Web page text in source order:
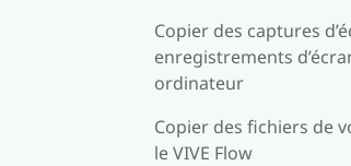
Copier des captures
enregistrements
ordinateur
Copier des fichiers de
le VIVE Flow